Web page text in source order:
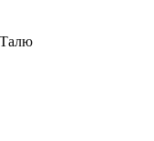
Талю